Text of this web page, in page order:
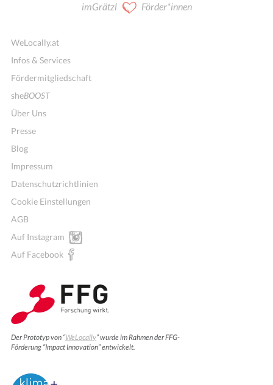
imGrätzl Förder*innen
WeLocally.at
Infos & Services
Fördermitgliedschaft
sheBOOST
Über Uns
Presse
Blog
Impressum
Datenschutzrichtlinien
Cookie Einstellungen
AGB
Auf Instagram
Auf Facebook
Der Prototyp von “WeLocally” wurde im Rahmen der FFG-
Förderung “Impact Innovation” entwickelt.